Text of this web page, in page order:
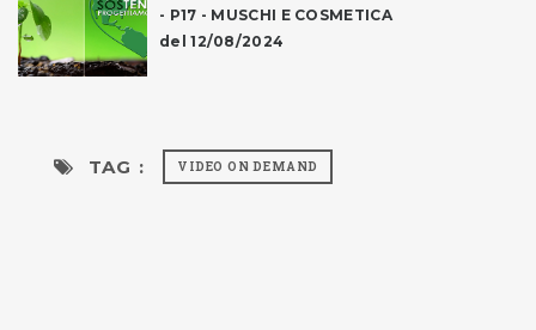
- P17 - MUSCHI E COSMETICA
del 12/08/2024
TAG : VIDEO ON DEMAND